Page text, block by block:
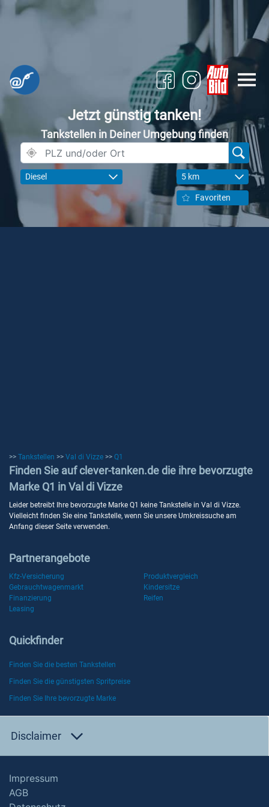
Jetzt günstig tanken!
Tankstellen in Deiner Umgebung finden
Diesel 5 km
Favoriten
>> Tankstellen >> Val di Vizze >> Q1
Finden Sie auf clever-tanken.de die ihre bevorzugte
Marke Q1 in Val di Vizze
Leider betreibt Ihre bevorzugte Marke Q1 keine Tankstelle in Val di Vizze.
Vielleicht finden Sie eine Tankstelle, wenn Sie unsere Umkreissuche am
Anfang dieser Seite verwenden.
Partnerangebote
Kfz-Versicherung
Produktvergleich
Gebrauchtwagenmarkt
Kindersitze
Finanzierung
Reifen
Leasing
Quickfinder
Finden Sie die besten Tankstellen
Finden Sie die günstigsten Spritpreise
Finden Sie Ihre bevorzugte Marke
Disclaimer
Impressum
AGB